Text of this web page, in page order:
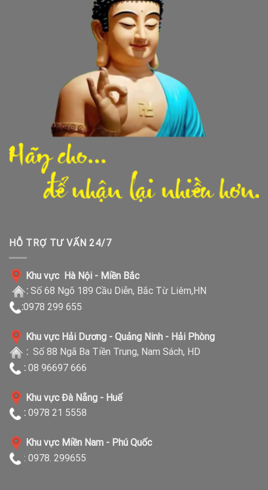
HỖ TRỢ TƯ VẤN 24/7
Khu vực Hà Nội - Miền Bắc
: Số 68 Ngõ 189 Cầu Diễn, Bắc Từ Liêm,HN
:0978 299 655
Khu vực Hải Dương - Quảng Ninh - Hải Phòng
: Số 88 Ngã Ba Tiền Trung, Nam Sách, HD
: 08 96697 666
Khu vực Đà Nẵng - Huế
: 0978 21 5558
Khu vực Miền Nam - Phú Quốc
: 0978. 299655